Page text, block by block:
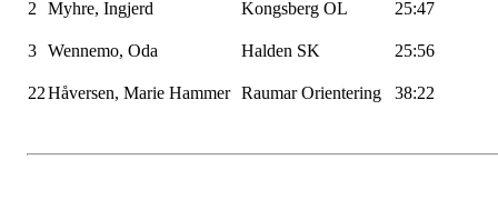
2 Myhre, Ingjerd Kongsberg OL 25:47
3 Wennemo, Oda Halden SK 25:56
22Håversen, Marie Hammer RaumarOrientering 38:22